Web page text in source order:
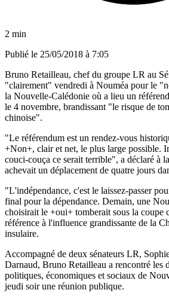
2 min
Publié le 25/05/2018 à 7:05
Bruno Retailleau, chef du groupe LR au
"clairement" vendredi à Nouméa pour le
la Nouvelle-Calédonie où a lieu un
le 4 novembre, brandissant "le risque de
chinoise".
"Le référendum est un rendez-vous
+Non+, clair et net, le plus large possible.
couci-couça ce serait terrible", a déclaré à
achevait un déplacement de quatre jours
"L'indépendance, c'est le laissez-passer
final pour la dépendance. Demain, une
choisirait le +oui+ tomberait sous la coupe
référence à l'influence grandissante de la
insulaire.
Accompagné de deux sénateurs LR,
Darnaud, Bruno Retailleau a rencontré les
politiques, économiques et sociaux de
jeudi soir une réunion publique.